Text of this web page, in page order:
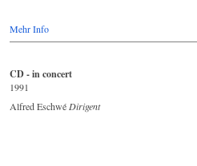
Mehr Info
CD - in concert
1991
Alfred Eschwé Dirigent